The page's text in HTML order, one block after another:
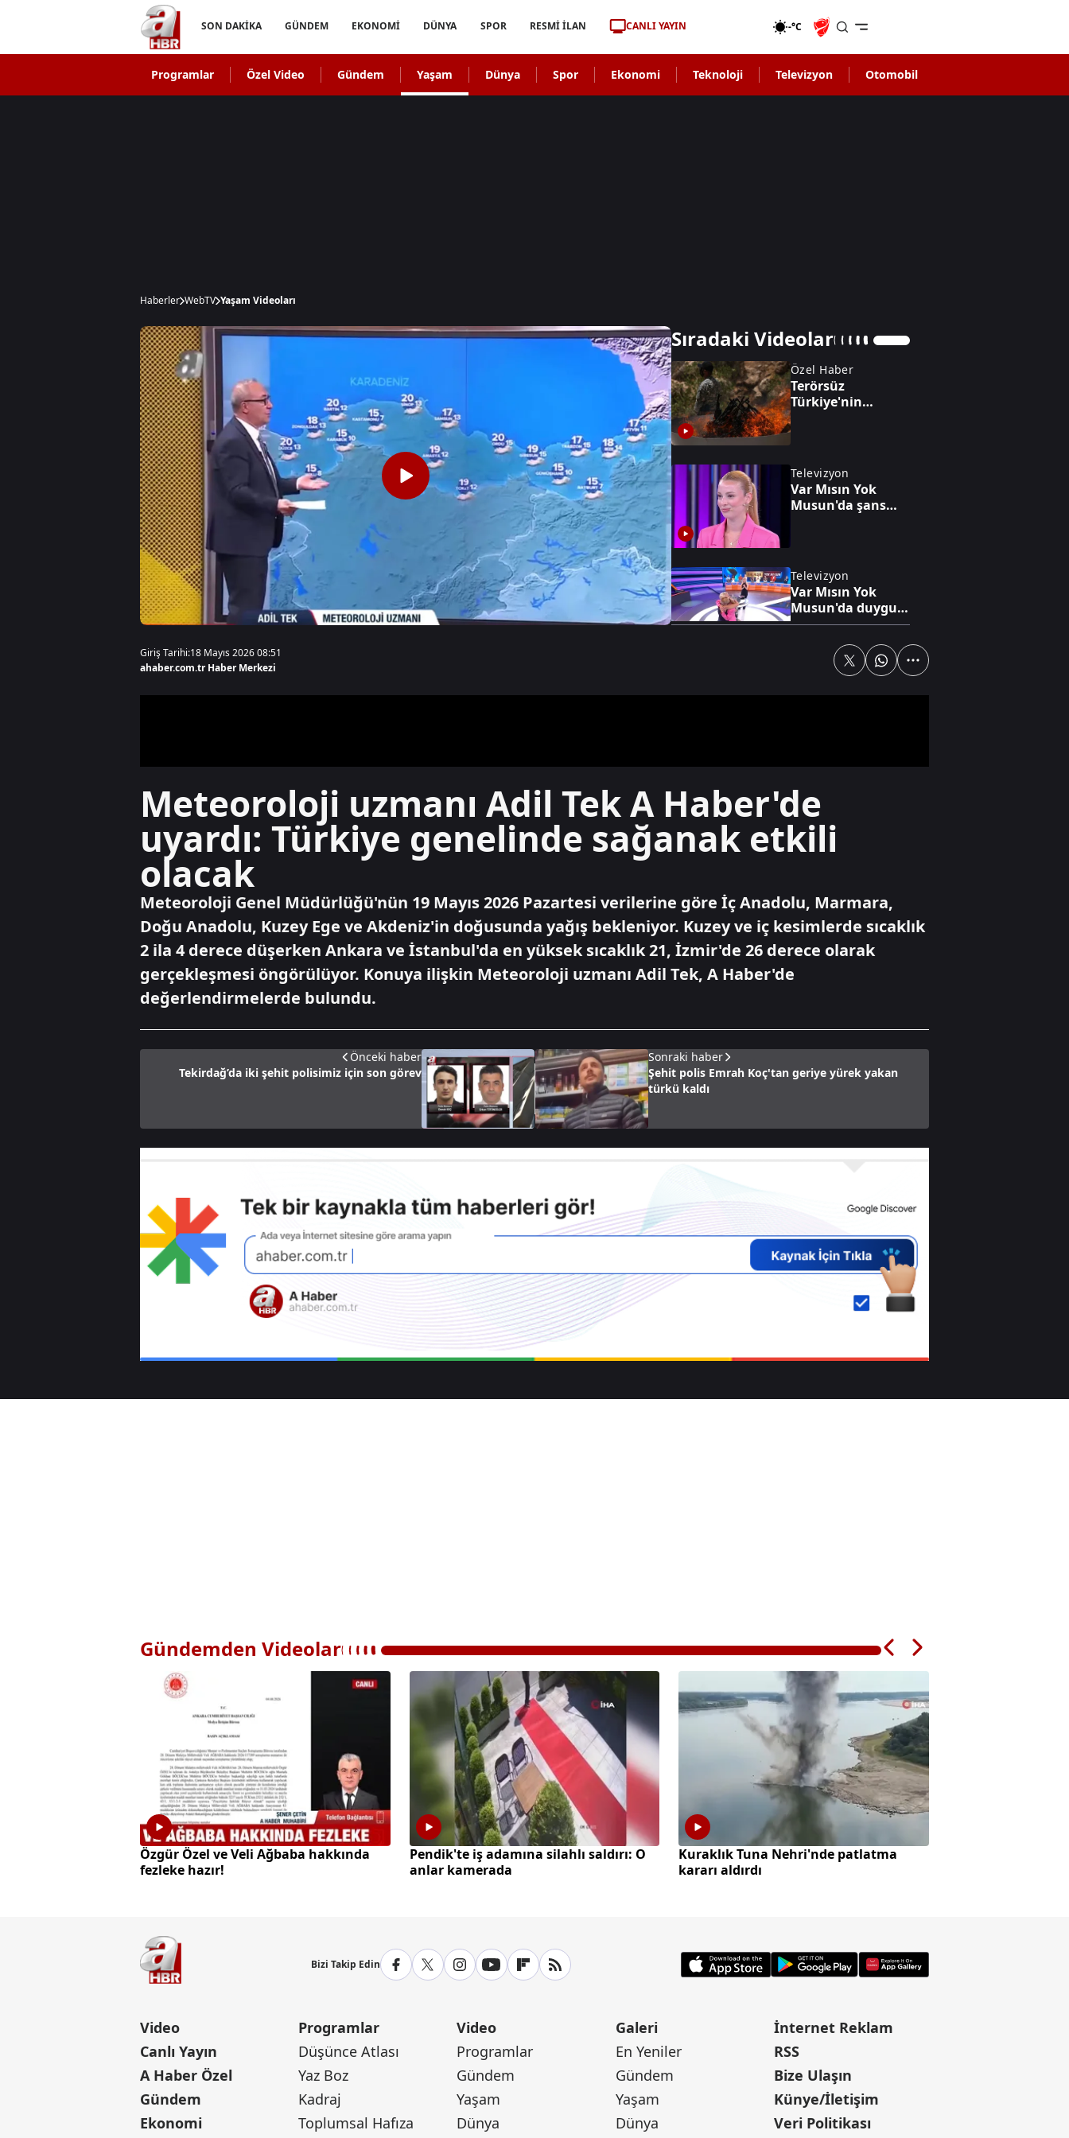
SON DAKİKA GÜNDEM EKONOMİ DÜNYA SPOR RESMİ İLAN CANLI YAYIN -°C
Programlar Özel Video Gündem Yaşam Dünya Spor Ekonomi Teknoloji Televizyon Otomobil
Haberler WebTV Yaşam Videoları
Sıradaki Videolar
Özel Haber
Terörsüz
Türkiye'nin
Televizyon
Var Mısın Yok
Musun'da şans
Televizyon
Var Mısın Yok
Musun'da duygu
dolu gece
Özel Haber
Türkiye'nin
Bankanın teklifine
nasıl yanıt verdi?
Özgür Özel ve Veli
Ağbaba hakkında
fezleke hazır!
Giriş Tarihi:18 Mayıs 2026 08:51
ahaber.com.tr Haber Merkezi
Meteoroloji uzmanı Adil Tek A Haber'de
uyardı: Türkiye genelinde sağanak etkili
olacak
Meteoroloji Genel Müdürlüğü'nün 19 Mayıs 2026 Pazartesi verilerine göre İç Anadolu, Marmara,
Doğu Anadolu, Kuzey Ege ve Akdeniz'in doğusunda yağış bekleniyor. Kuzey ve iç kesimlerde sıcaklık
2 ila 4 derece düşerken Ankara ve İstanbul'da en yüksek sıcaklık 21, İzmir'de 26 derece olarak
gerçekleşmesi öngörülüyor. Konuya ilişkin Meteoroloji uzmanı Adil Tek, A Haber'de
değerlendirmelerde bulundu.
Önceki haber
Tekirdağ’da iki şehit polisimiz için son görev
Sonraki haber
Şehit polis Emrah Koç'tan geriye yürek yakan
türkü kaldı
Gündemden Videolar
Özgür Özel ve Veli Ağbaba hakkında
fezleke hazır!
Pendik'te iş adamına silahlı saldırı: O
anlar kamerada
Kuraklık Tuna Nehri'nde patlatma
kararı aldırdı
Bizi Takip Edin
Video
Canlı Yayın
A Haber Özel
Gündem
Ekonomi
Programlar
Düşünce Atlası
Yaz Boz
Kadraj
Toplumsal Hafıza
Video
Programlar
Gündem
Yaşam
Dünya
Galeri
En Yeniler
Gündem
Yaşam
Dünya
İnternet Reklam
RSS
Bize Ulaşın
Künye/İletişim
Veri Politikası